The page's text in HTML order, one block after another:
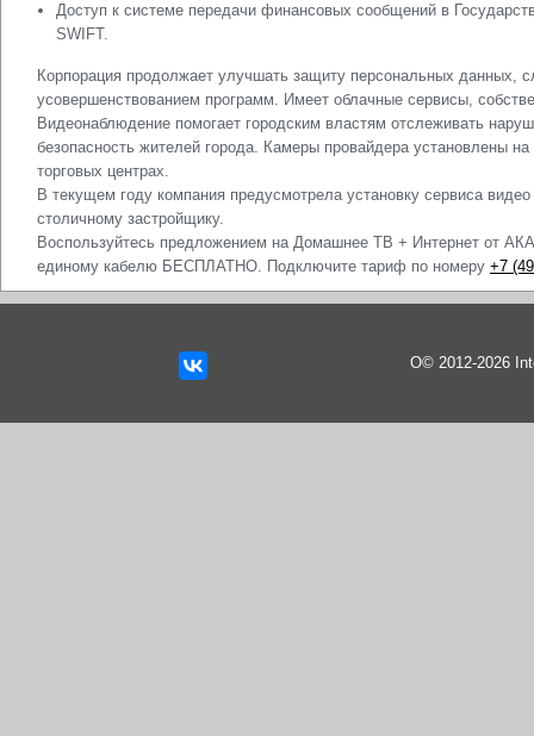
Доступ к системе передачи финансовых сообщений в
SWIFT.
Корпорация продолжает улучшать защиту персональных данных,
усовершенствованием программ. Имеет облачные сервисы,
Видеонаблюдение помогает городским властям отслеживать
безопасность жителей города. Камеры провайдера установлены
торговых центрах.
В текущем году компания предусмотрела установку сервиса
столичному застройщику.
Воспользуйтесь предложением на Домашнее ТВ + Интернет от
единому кабелю БЕСПЛАТНО. Подключите тариф по номеру +7
О© 2012-2026